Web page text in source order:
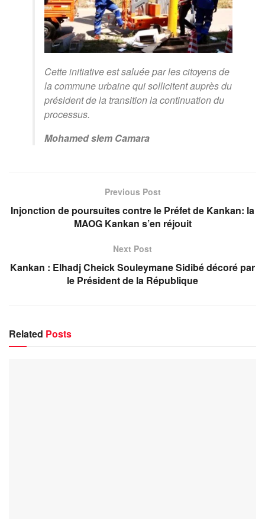
Cette initiative est saluée par les citoyens de
la commune urbaine qui sollicitent auprès du
président de la transition la continuation du
processus.
Mohamed slem Camara
Previous Post
Injonction de poursuites contre le Préfet de Kankan: la
MAOG Kankan s’en réjouit
Next Post
Kankan : Elhadj Cheick Souleymane Sidibé décoré par
le Président de la République
Related Posts